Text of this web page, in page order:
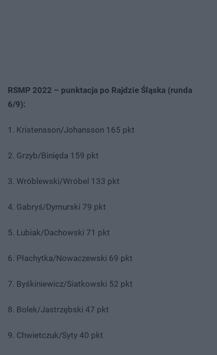
RSMP 2022 – punktacja po Rajdzie Śląska (runda
6/9):
1. Kristensson/Johansson 165 pkt
2. Grzyb/Binięda 159 pkt
3. Wróblewski/Wróbel 133 pkt
4. Gabryś/Dymurski 79 pkt
5. Lubiak/Dachowski 71 pkt
6. Płachytka/Nowaczewski 69 pkt
7. Byśkiniewicz/Siatkowski 52 pkt
8. Bolek/Jastrzębski 47 pkt
9. Chwietczuk/Syty 40 pkt